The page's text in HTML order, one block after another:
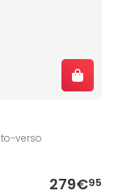
verso
279€95